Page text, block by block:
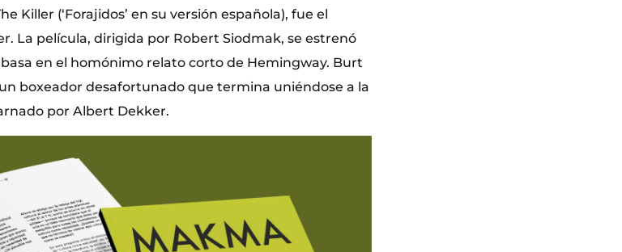
Killer (‘Forajidos’ en su versión española), fue el
La película, dirigida por Robert Siodmak, se estrenó
basa en el homónimo relato corto de Hemingway. Burt
boxeador desafortunado que termina uniéndose a la
por Albert Dekker.